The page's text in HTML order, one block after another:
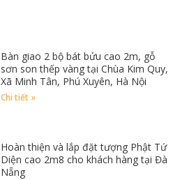
Bàn giao 2 bộ bát bửu cao 2m, gỗ
sơn son thếp vàng tại Chùa Kim Quy,
Xã Minh Tân, Phú Xuyên, Hà Nội
Chi tiết »
Hoàn thiện và lắp đặt tượng Phật Tứ
Diện cao 2m8 cho khách hàng tại Đà
Nẵng